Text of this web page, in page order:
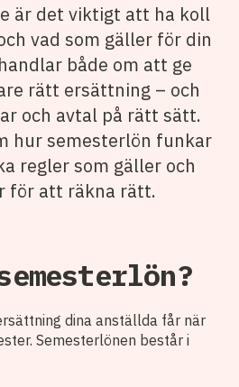
är det viktigt att ha koll
vad som gäller för din
både om att ge
rätt ersättning – och
och avtal på rätt sätt.
hur semesterlön funkar
regler som gäller och
för att räkna rätt.
dina anställda får när
Semesterlönen består i